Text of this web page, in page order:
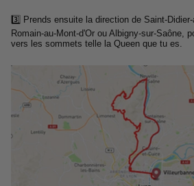
3️⃣ Prends ensuite la direction de Saint-
Romain-au-Mont-d'Or ou Albigny-sur-Saône,
vers les sommets telle la Queen que tu es.